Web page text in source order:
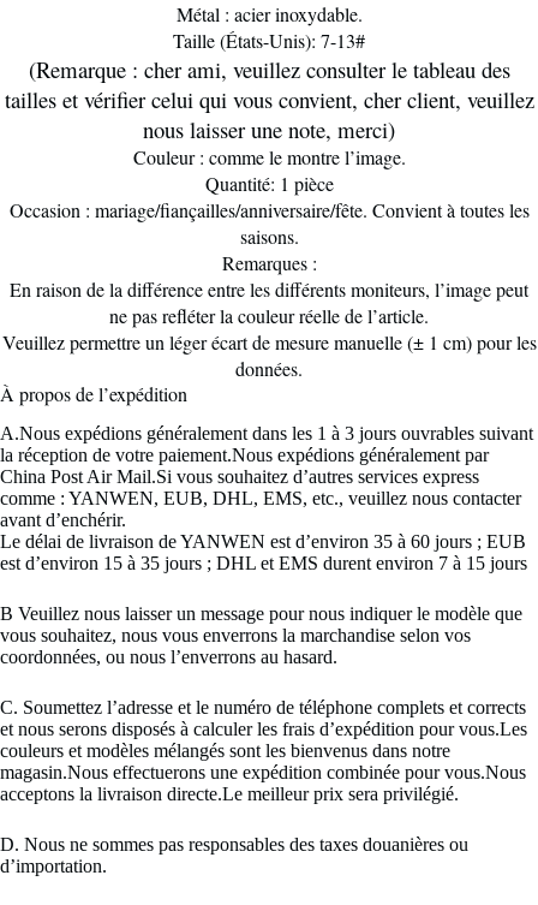
Métal : acier inoxydable.
Taille (États-Unis): 7-13#
(Remarque : cher ami, veuillez consulter le tableau des
tailles et vérifier celui qui vous convient, cher client, veuillez
nous laisser une note, merci)
Couleur : comme le montre l’image.
Quantité: 1 pièce
Occasion : mariage/fiançailles/anniversaire/fête. Convient à toutes les
saisons.
Remarques :
En raison de la différence entre les différents moniteurs, l’image peut
ne pas refléter la couleur réelle de l’article.
Veuillez permettre un léger écart de mesure manuelle (± 1 cm) pour les
données.
À propos de l’expédition
A.Nous expédions généralement dans les 1 à 3 jours ouvrables suivant
la réception de votre paiement.Nous expédions généralement par
China Post Air Mail.Si vous souhaitez d’autres services express
comme : YANWEN, EUB, DHL, EMS, etc., veuillez nous contacter
avant d’enchérir.
Le délai de livraison de YANWEN est d’environ 35 à 60 jours ; EUB
est d’environ 15 à 35 jours ; DHL et EMS durent environ 7 à 15 jours
B Veuillez nous laisser un message pour nous indiquer le modèle que
vous souhaitez, nous vous enverrons la marchandise selon vos
coordonnées, ou nous l’enverrons au hasard.
C. Soumettez l’adresse et le numéro de téléphone complets et corrects
et nous serons disposés à calculer les frais d’expédition pour vous.Les
couleurs et modèles mélangés sont les bienvenus dans notre
magasin.Nous effectuerons une expédition combinée pour vous.Nous
acceptons la livraison directe.Le meilleur prix sera privilégié.
D. Nous ne sommes pas responsables des taxes douanières ou
d’importation.